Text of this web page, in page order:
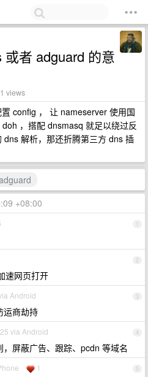
者 adguard 的意
views
config ， 让 nameserver 使用国
，搭配 dnsmasq 就足以绕过反
解析，那还折腾第三方 dns 插
+08:00
1
2
速网页打开
3
Android
运商劫持
4
via Android
屏蔽广告、跟踪、pcdn 等域名
5
1